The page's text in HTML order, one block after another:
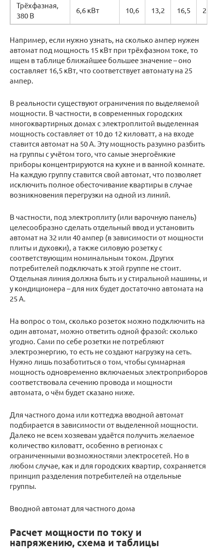
Трёхфазная,
380 В
6,6 кВт 10,6 13,2 16,5 21,0
Например, если нужно узнать, на сколько ампер нужен
автомат под мощность 15 кВт при трёхфазном токе, то
ищем в таблице ближайшее большее значение – оно
составляет 16,5 кВт, что соответствует автомату на 25
ампер.
В реальности существуют ограничения по выделяемой
мощности. В частности, в современных городских
многоквартирных домах с электроплитой выделенная
мощность составляет от 10 до 12 киловатт, а на входе
ставится автомат на 50 А. Эту мощность разумно разбить
на группы с учётом того, что самые энергоёмкие
приборы концентрируются на кухне и в ванной комнате.
На каждую группу ставится свой автомат, что позволяет
исключить полное обесточивание квартиры в случае
возникновения перегрузки на одной из линий.
В частности, под электроплиту (или варочную панель)
целесообразно сделать отдельный ввод и установить
автомат на 32 или 40 ампер (в зависимости от мощности
плиты и духовки), а также силовую розетку с
соответствующим номинальным током. Других
потребителей подключать к этой группе не стоит.
Отдельная линия должна быть и у стиральной машины, и
у кондиционера – для них будет достаточно автомата на
25 А.
На вопрос о том, сколько розеток можно подключить на
один автомат, можно ответить одной фразой: сколько
угодно. Сами по себе розетки не потребляют
электроэнергию, то есть не создают нагрузку на сеть.
Нужно лишь позаботиться о том, чтобы суммарная
мощность одновременно включаемых электроприборов
соответствовала сечению провода и мощности
автомата, о чём будет сказано ниже.
Для частного дома или коттеджа вводной автомат
подбирается в зависимости от выделенной мощности.
Далеко не всем хозяевам удаётся получить желаемое
количество киловатт, особенно в регионах с
ограниченными возможностями электросетей. Но в
любом случае, как и для городских квартир, сохраняется
принцип разделения потребителей на отдельные
группы.
Вводной автомат для частного дома
Расчет мощности по току и
напряжению, схема и таблицы